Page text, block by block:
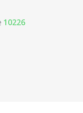
10226